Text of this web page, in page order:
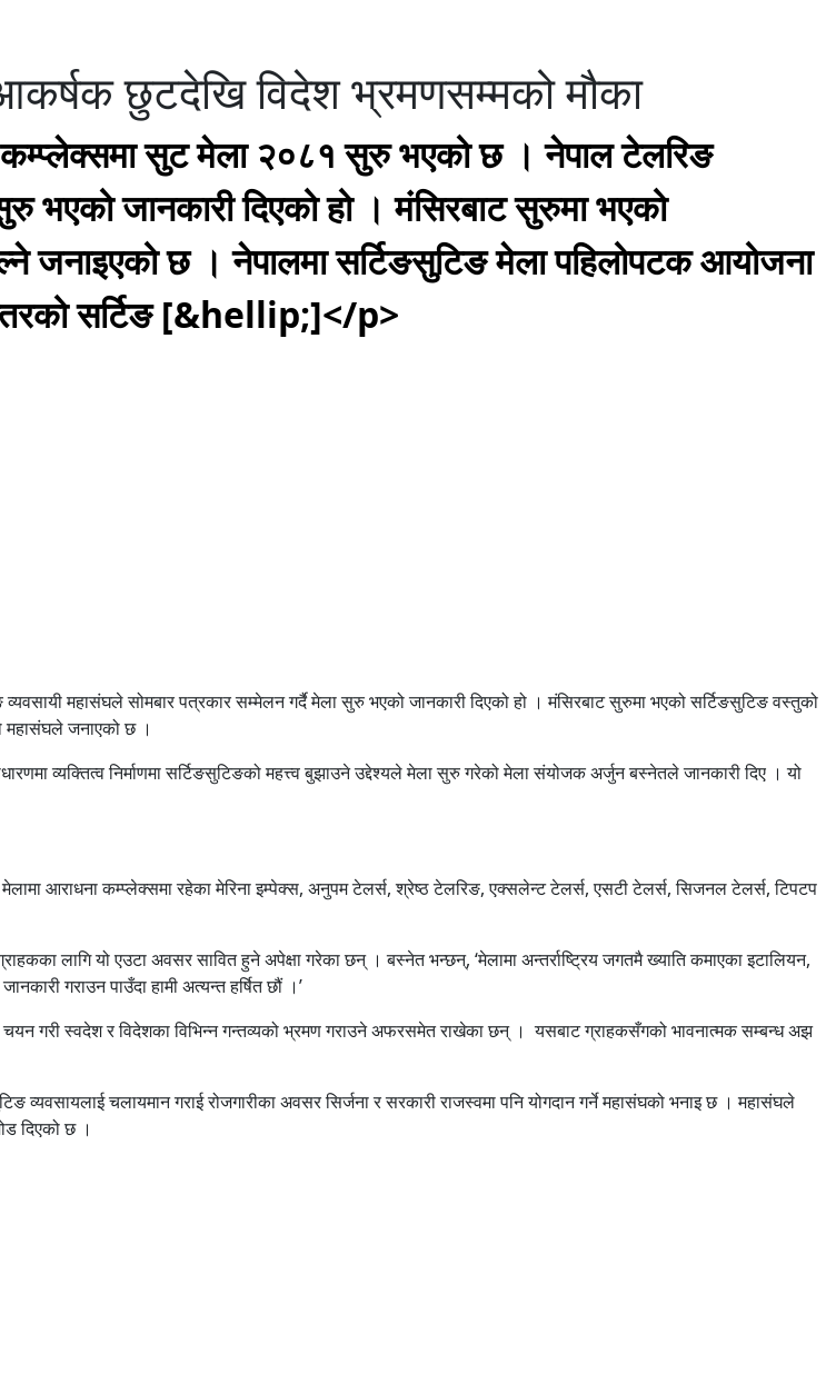
छुटदेखि विदेश भ्रमणसम्मको मौका
कम्प्लेक्समा सुट मेला २०८१ सुरु भएको छ । नेपाल टेलरिङ
भएको जानकारी दिएको हो । मंसिरबाट सुरुमा भएको
छ । नेपालमा सर्टिङसुटिङ मेला पहिलोपटक आयोजना
सर्टिङ [&hellip;]</p>
महासंघलेसोमबार पत्रकार सम्मेलन गर्दै मेला सुरु भएको जानकारी दिएको हो । मंसिरबाटसुरुमा भएको सर्टिङसुटिङ वस्तुको
महासंघलेजनाएको छ ।
व्यक्तित्व निर्माणमा सर्टिङसुटिङको महत्त्व बुझाउने उद्देश्यले मेला सुरु गरेको मेला संयोजक अर्जुन बस्नेतले जानकारी दिए । यो
आराधना कम्प्लेक्समा रहेका मेरिना इम्पेक्स, अनुपम टेलर्स, श्रेष्ठ टेलरिङ, एक्सलेन्ट टेलर्स, एसटी टेलर्स, सिजनल टेलर्स, टिपटप
लागि यो एउटा अवसर सावित हुने अपेक्षा गरेका छन् । बस्नेतभन्छन्, ‘मेलामाअन्तर्राष्ट्रिय जगतमै ख्याति कमाएका इटालियन,
गराउन पाउँदा हामी अत्यन्त हर्षितछौं।’
चयन गरी स्वदेश र विदेशका विभिन्न गन्तव्यको भ्रमण गराउने अफरसमेत राखेका छन् ।यसबाटग्राहकसँगको भावनात्मक सम्बन्ध अझ
चलायमान गराई रोजगारीका अवसर सिर्जना र सरकारी राजस्वमा पनि योगदान गर्नेमहासंघकोभनाइ छ ।महासंघले
दिएको छ ।